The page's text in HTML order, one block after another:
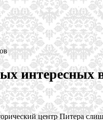
интересных
центр Питера